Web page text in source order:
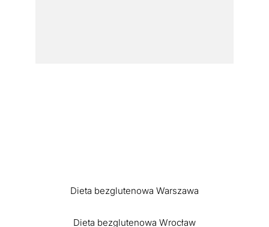
Dieta bezglutenowa Warszawa
Dieta bezglutenowa Wrocław